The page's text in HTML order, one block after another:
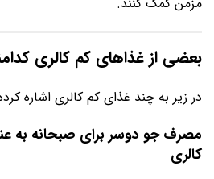
بعضی از غذاهای کم کالری
در زیر به چند غذای کم کالری اشاره
مصرف جو دوسر برای صبحانه به
کالری